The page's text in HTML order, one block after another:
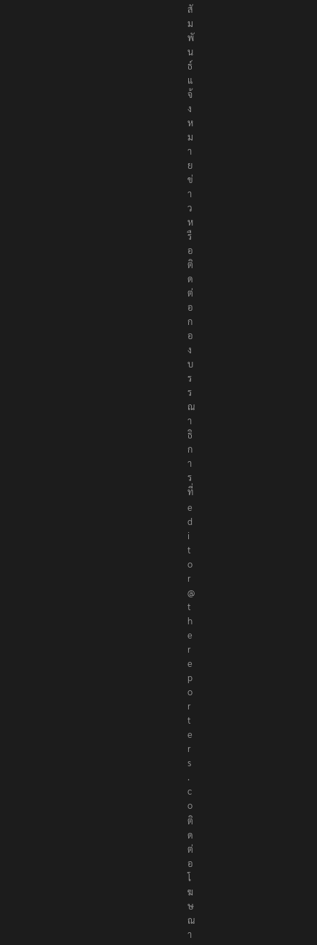
สั
ม
พั
น
ธ์
แ
จ้
ง
ห
ม
า
ย
ข่
า
ว
ห
รื
อ
ติ
ด
ต่
อ
ก
อ
ง
บ
ร
ร
ณ
า
ธิ
ก
า
ร
ที่
e
d
i
t
o
r
@
t
h
e
r
e
p
o
r
t
e
r
s
.
c
o
ติ
ด
ต่
อ
โ
ฆ
ษ
ณ
า